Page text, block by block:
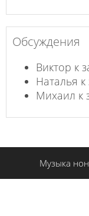
Обсуждения
Виктор к
Наталья
Михаил к
Музыка